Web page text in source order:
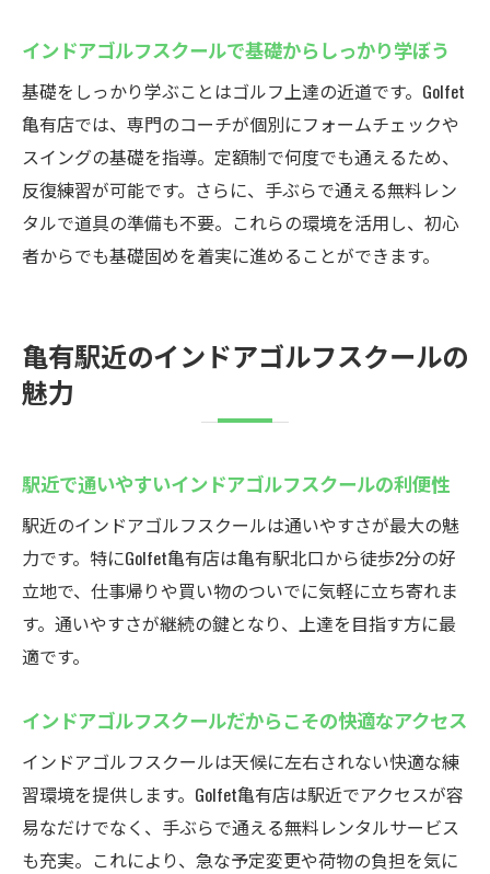
インドアゴルフスクールで基礎からしっかり学ぼう
基礎をしっかり学ぶことはゴルフ上達の近道です。Golfet
亀有店では、専門のコーチが個別にフォームチェックや
スイングの基礎を指導。定額制で何度でも通えるため、
反復練習が可能です。さらに、手ぶらで通える無料レン
タルで道具の準備も不要。これらの環境を活用し、初心
者からでも基礎固めを着実に進めることができます。
亀有駅近のインドアゴルフスクールの
魅力
駅近で通いやすいインドアゴルフスクールの利便性
駅近のインドアゴルフスクールは通いやすさが最大の魅
力です。特にGolfet亀有店は亀有駅北口から徒歩2分の好
立地で、仕事帰りや買い物のついでに気軽に立ち寄れま
す。通いやすさが継続の鍵となり、上達を目指す方に最
適です。
インドアゴルフスクールだからこその快適なアクセス
インドアゴルフスクールは天候に左右されない快適な練
習環境を提供します。Golfet亀有店は駅近でアクセスが容
易なだけでなく、手ぶらで通える無料レンタルサービス
も充実。これにより、急な予定変更や荷物の負担を気に